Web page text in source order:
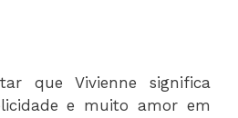
que Vivienne significa
e muito amor em